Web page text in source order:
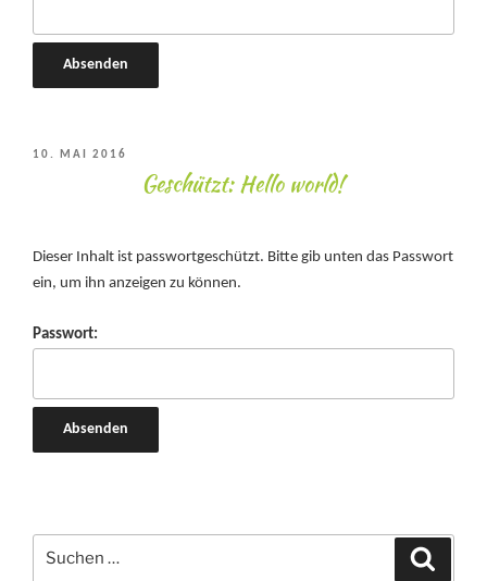
VERÖFFENTLICHT
10. MAI 2016
Geschützt: Hello world!
Dieser Inhalt ist passwortgeschützt. Bitte gib unten das Passwort
ein, um ihn anzeigen zu können.
Passwort: